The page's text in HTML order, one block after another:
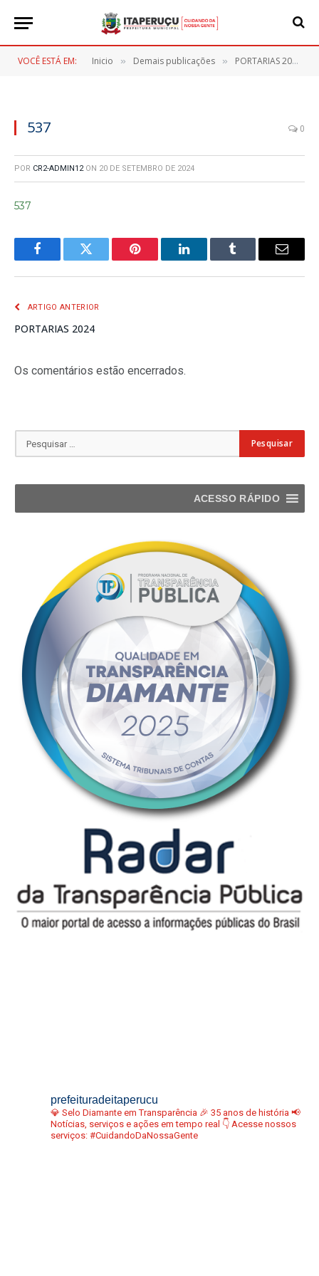
VOCÊ ESTÁ EM: Inicio » Demais publicações » PORTARIAS 2024
537 0
POR CR2-ADMIN12 ON 20 DE SETEMBRO DE 2024
537
FacebookTwitter Pinterest LinkedInTumblr
E-
ARTIGO ANTERIOR
PORTARIAS 2024
Os comentários estão encerrados.
ACESSO RÁPIDO
prefeituradeitaperucu
💎 Selo Diamante em Transparência 🎉 35 anos de história 📢
Notícias, serviços e ações em tempo real 👇 Acesse nossos
serviços: #CuidandoDaNossaGente